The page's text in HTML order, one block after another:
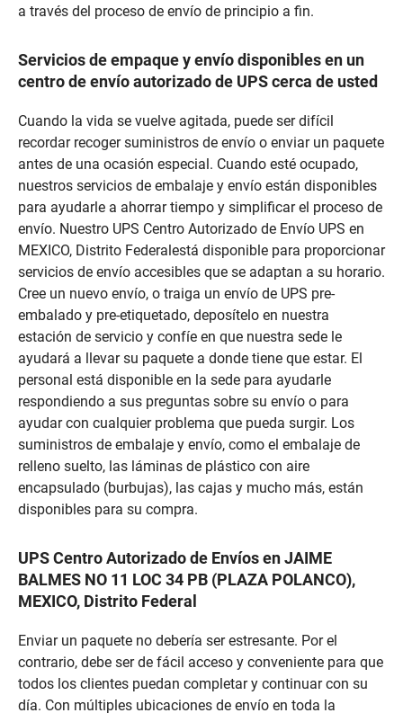
a través del proceso de envío de principio a fin.
Servicios de empaque y envío disponibles en un
centro de envío autorizado de UPS cerca de usted
Cuando la vida se vuelve agitada, puede ser difícil
recordar recoger suministros de envío o enviar un paquete
antes de una ocasión especial. Cuando esté ocupado,
nuestros servicios de embalaje y envío están disponibles
para ayudarle a ahorrar tiempo y simplificar el proceso de
envío. Nuestro UPS Centro Autorizado de Envío UPS en
MEXICO, Distrito Federalestá disponible para proporcionar
servicios de envío accesibles que se adaptan a su horario.
Cree un nuevo envío, o traiga un envío de UPS pre-
embalado y pre-etiquetado, deposítelo en nuestra
estación de servicio y confíe en que nuestra sede le
ayudará a llevar su paquete a donde tiene que estar. El
personal está disponible en la sede para ayudarle
respondiendo a sus preguntas sobre su envío o para
ayudar con cualquier problema que pueda surgir. Los
suministros de embalaje y envío, como el embalaje de
relleno suelto, las láminas de plástico con aire
encapsulado (burbujas), las cajas y mucho más, están
disponibles para su compra.
UPS Centro Autorizado de Envíos en JAIME
BALMES NO 11 LOC 34 PB (PLAZA POLANCO),
MEXICO, Distrito Federal
Enviar un paquete no debería ser estresante. Por el
contrario, debe ser de fácil acceso y conveniente para que
todos los clientes puedan completar y continuar con su
día. Con múltiples ubicaciones de envío en toda la